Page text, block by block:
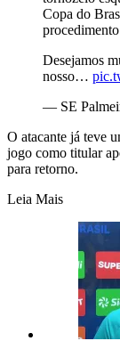
Copa do
Desejamos
nosso…
— SE
O atacante já teve
jogo como titular
para retorno.
Leia Mais